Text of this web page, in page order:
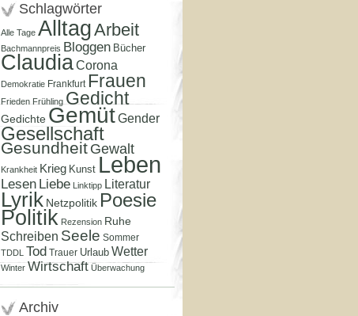
Schlagwörter
Alle Tage AlltagArbeit
Bachmannpreis Bloggen Bücher
ClaudiaCorona
Demokratie Frankfurt Frauen
Frieden Frühling Gedicht
Gedichte GemütGender
Gesellschaft
Gesundheit Gewalt
Krankheit Krieg Kunst Leben
Lesen Liebe Linktipp Literatur
Lyrik Netzpolitik Poesie
Politik Rezension Ruhe
Schreiben Seele Sommer
TDDL Tod Trauer Urlaub Wetter
Winter Wirtschaft Überwachung
Archiv